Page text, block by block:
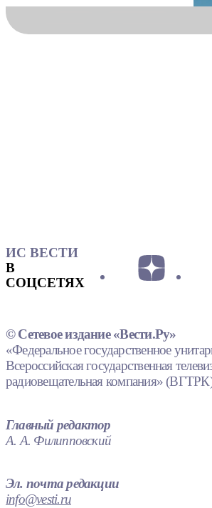
ИС ВЕСТИ
В
СОЦСЕТЯХ
© Сетевое издание «Вести.Ру»
«Федеральное государственное
Всероссийская государственная
радиовещательная компания»
Главный редактор
А. А. Филипповский
Эл. почта редакции
info@vesti.ru